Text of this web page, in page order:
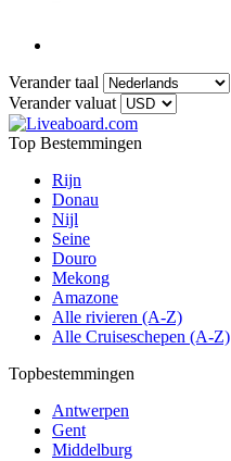
Verander taal
Verander valuat
Top Bestemmingen
Rijn
Donau
Nijl
Seine
Douro
Mekong
Amazone
Alle rivieren (A-Z)
Alle Cruiseschepen (A-Z)
Topbestemmingen
Antwerpen
Gent
Middelburg